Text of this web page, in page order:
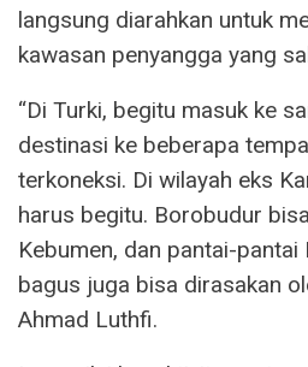
langsung diarahkan untuk
kawasan penyangga yang
“Di Turki, begitu masuk ke
destinasi ke beberapa
terkoneksi. Di wilayah eks
harus begitu. Borobudur
Kebumen, dan pantai-pantai
bagus juga bisa dirasakan
Ahmad Luthfi.